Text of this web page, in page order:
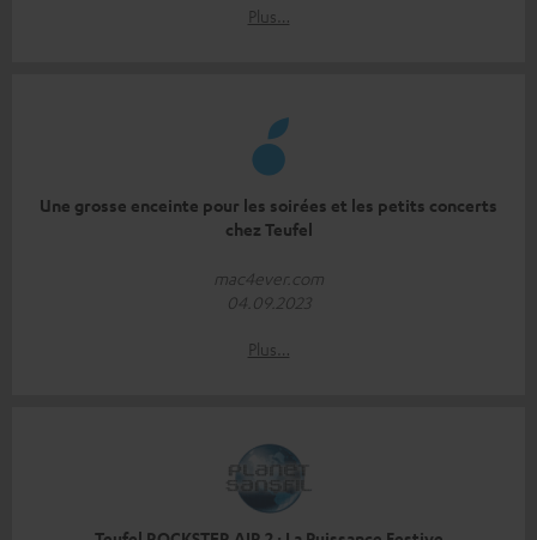
Plus…
Une grosse enceinte pour les soirées et les petits concerts
chez Teufel
mac4ever.com
04.09.2023
Plus…